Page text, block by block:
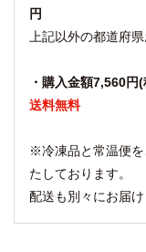
円
上記以外の都道府
・購入金額7,560円
送料無料
※冷凍品と常温便
たしております。
配送も別々にお届